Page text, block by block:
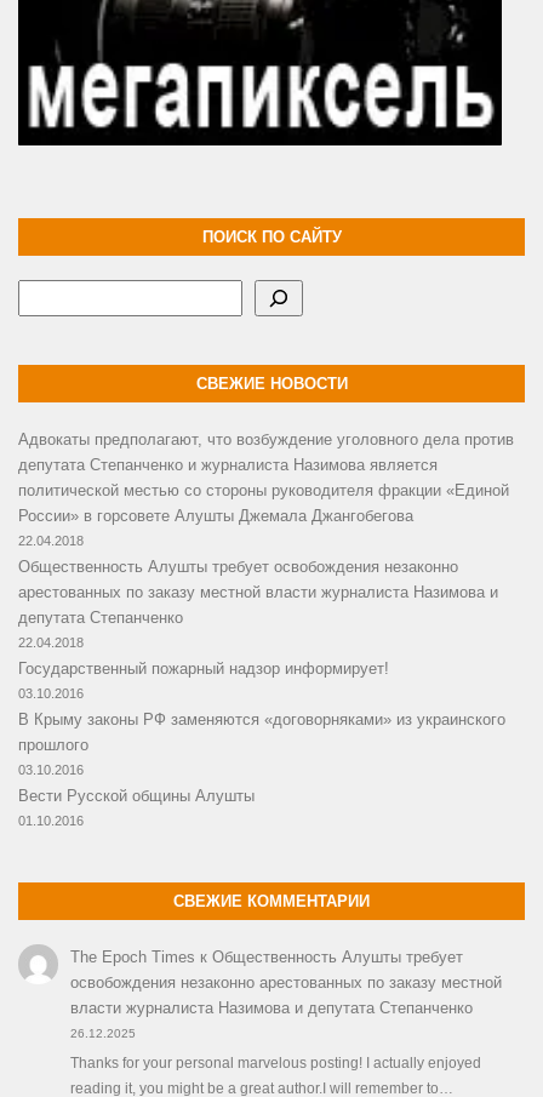
ПОИСК ПО САЙТУ
СВЕЖИЕ НОВОСТИ
Адвокаты предполагают, что возбуждение уголовного дела против
депутата Степанченко и журналиста Назимова является
политической местью со стороны руководителя фракции «Единой
России» в горсовете Алушты Джемала Джангобегова
22.04.2018
Общественность Алушты требует освобождения незаконно
арестованных по заказу местной власти журналиста Назимова и
депутата Степанченко
22.04.2018
Государственный пожарный надзор информирует!
03.10.2016
В Крыму законы РФ заменяются «договорняками» из украинского
прошлого
03.10.2016
Вести Русской общины Алушты
01.10.2016
СВЕЖИЕ КОММЕНТАРИИ
The Epoch Times к Общественность Алушты требует
освобождения незаконно арестованных по заказу местной
власти журналиста Назимова и депутата Степанченко
26.12.2025
Thanks for your personal marvelous posting! I actually enjoyed
reading it, you might be a great author.I will remember to…